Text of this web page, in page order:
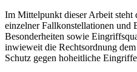
Im Mittelpunkt dieser Arbeit steht
einzelner Fallkonstellationen und
Besonderheiten sowie
inwieweit die Rechtsordnung
Schutz gegen hoheitliche